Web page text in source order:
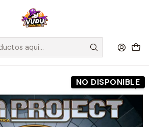
Chile! Envío GRATIS a Regiones sobre
Maldito Games
- Gaia Project - Español
NO DISPONIBLE